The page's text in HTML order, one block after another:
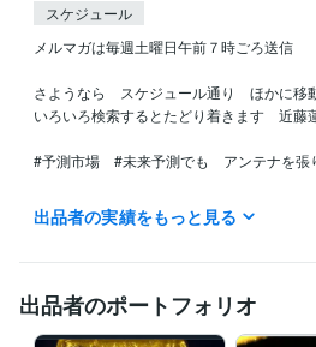
スケジュール
メルマガは毎週土曜日午前７時ごろ送信
さようなら　スケジュール通り　ほかに移
いろいろ検索するとたどり着きます　近藤
#予測市場　#未来予測でも　アンテナを張
今後デリバティブのための予測に軸足を動
マスゴミへ
マスゴミから依頼される取材　出演　全拒
当家のCATV契約は去年の3月末に解約し
出品者の実績をもっと見る
出品者のポートフォリオ